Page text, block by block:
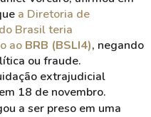
a Diretoria de
Brasil teria
ao BRB (BSLI4), negando
ou fraude.
extrajudicial
18 de novembro.
a ser preso em uma